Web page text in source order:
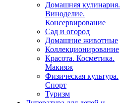
Домашняя кулинария.
Виноделие.
Консервирование
Сад и огород
Домашние животные
Коллекционирование
Красота. Косметика.
Макияж
Физическая культура.
Спорт
Туризм